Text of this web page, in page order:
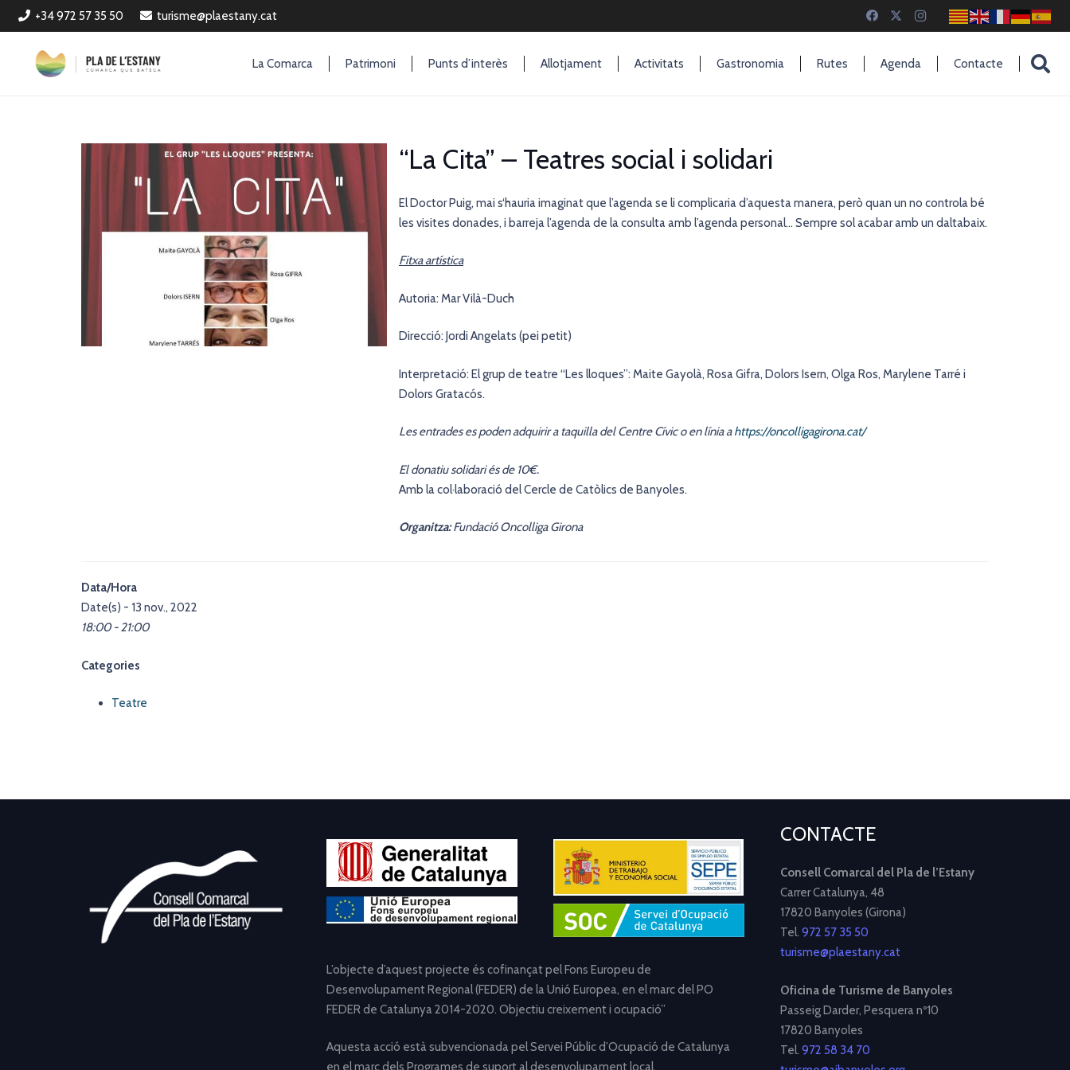
+34 972 57 35 50 turisme@plaestany.cat
La Comarca Patrimoni Punts d’interès Allotjament Activitats Gastronomia Rutes Agenda Contacte
“La Cita” – Teatres social i solidari
El Doctor Puig, mai s‘hauria imaginat que l’agenda se li complicaria d’aquesta manera, però quan un no controla bé
les visites donades, i barreja l’agenda de la consulta amb l’agenda personal… Sempre sol acabar amb un daltabaix.
Fitxa artística
Autoria: Mar Vilà-Duch
Direcció: Jordi Angelats (pei petit)
Interpretació: El grup de teatre “Les lloques”: Maite Gayolà, Rosa Gifra, Dolors Isern, Olga Ros, Marylene Tarré i
Dolors Gratacós.
Les entrades es poden adquirir a taquilla del Centre Cívic o en línia ahttps://oncolligagirona.cat/
El donatiu solidari és de 10€.
Amb la col·laboració del Cercle de Catòlics de Banyoles.
Organitza:Fundació Oncolliga Girona
Data/Hora
Date(s) - 13 nov., 2022
18:00 - 21:00
Categories
Teatre
L’objecte d’aquest projecte és cofinançat pel Fons Europeu de
Desenvolupament Regional (FEDER) de la Unió Europea, en el marc del PO
FEDER de Catalunya 2014-2020. Objectiu creixement i ocupació”
Aquesta acció està subvencionada pel Servei Públic d’Ocupació de Catalunya
en el marc dels Programes de suport al desenvolupament local.
CONTACTE
Consell Comarcal del Pla de l’Estany
Carrer Catalunya, 48
17820 Banyoles (Girona)
Tel. 972 57 35 50
turisme@plaestany.cat
Oficina de Turisme de Banyoles
Passeig Darder, Pesquera nº10
17820 Banyoles
Tel. 972 58 34 70